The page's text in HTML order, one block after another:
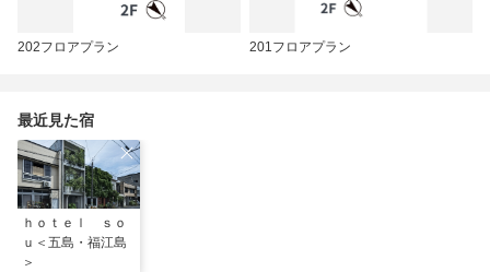
202フロアプラン 201フロアプラン
最近見た宿
ｈｏｔｅｌ ｓｏ
ｕ＜五島・福江島
＞